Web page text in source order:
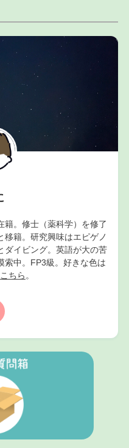
籍。修士（薬科学）を修了
籍。研究興味はエピゲノ
ダイビング。英語が大の苦
索中。FP3級。好きな色は
こちら 。